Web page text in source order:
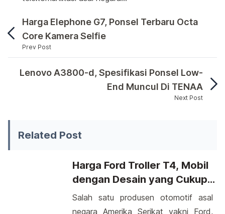
Harga Elephone G7, Ponsel Terbaru Octa
Core Kamera Selfie
Prev Post
Samsung memang tidak pernah habisnya dalam
Lenovo A3800-d, Spesifikasi Ponsel Low-
End Muncul Di TENAA
Next Post
Related Post
Harga Ford Troller T4, Mobil
dengan Desain yang Cukup
Tangguh
Salah satu produsen otomotif asal
negara Amerika Serikat yakni Ford,